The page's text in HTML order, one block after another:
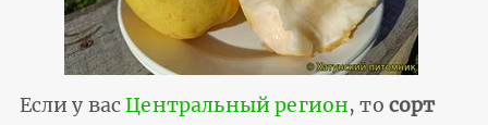
Если у васЦентральный регион, то сорт